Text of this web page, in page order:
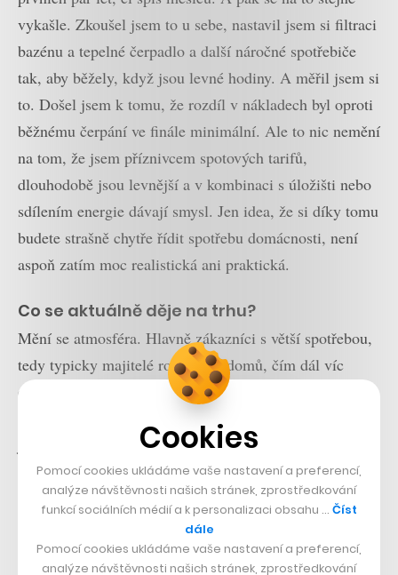
vykašle. Zkoušel jsem to u sebe, nastavil jsem si filtraci
bazénu a tepelné čerpadlo a další náročné spotřebiče
tak, aby běžely, když jsou levné hodiny. A měřil jsem si
to. Došel jsem k tomu, že rozdíl v nákladech byl oproti
běžnému čerpání ve finále minimální. Ale to nic nemění
na tom, že jsem příznivcem spotových tarifů,
dlouhodobě jsou levnější a v kombinaci s úložišti nebo
sdílením energie dávají smysl. Jen idea, že si díky tomu
budete strašně chytře řídit spotřebu domácnosti, není
aspoň zatím moc realistická ani praktická.
Co se aktuálně děje na trhu?
Mění se atmosféra. Hlavně zákazníci s větší spotřebou,
tedy typicky majitelé rodinných domů, čím dál víc
očekávají prozákaznický přístup. Funguje, že se
jejich problém vyřešit. Protože ty problémy jsou čím
dál komplikovanější a komplexnější. To u řady velkých
dodavatelů není samozřejmost a nám to strašně moc
pomáhá – a i díky tomu jsme nejrychleji rostoucí firma
na trhu. Snažíme se být fér, i když to je klišé a říká to
Cookies
Pomocí cookies ukládáme vaše nastavení a preferencí,
analýze návštěvnosti našich stránek, zprostředkování
funkcí sociálních médií a k personalizaci obsahu … Číst
dále
Pomocí cookies ukládáme vaše nastavení a preferencí,
analýze návštěvnosti našich stránek, zprostředkování